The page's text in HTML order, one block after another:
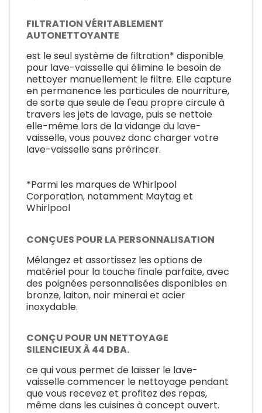
FILTRATION VÉRITABLEMENT
AUTONETTOYANTE
est le seul système de filtration* disponible
pour lave-vaisselle qui élimine le besoin de
nettoyer manuellement le filtre. Elle capture
en permanence les particules de nourriture,
de sorte que seule de l'eau propre circule à
travers les jets de lavage, puis se nettoie
elle-même lors de la vidange du lave-
vaisselle, vous pouvez donc charger votre
lave-vaisselle sans prérincer.
*Parmi les marques de Whirlpool
Corporation, notamment Maytag et
Whirlpool
CONÇUES POUR LA PERSONNALISATION
Mélangez et assortissez les options de
matériel pour la touche finale parfaite, avec
des poignées personnalisées disponibles en
bronze, laiton, noir minerai et acier
inoxydable.
CONÇU POUR UN NETTOYAGE
SILENCIEUX À 44 DBA.
ce qui vous permet de laisser le lave-
vaisselle commencer le nettoyage pendant
que vous recevez et profitez des repas,
même dans les cuisines à concept ouvert.